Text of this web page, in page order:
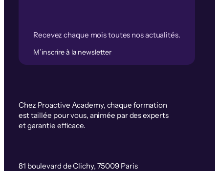
Recevez chaque mois toutes nos actualités.
M’inscrire à la newsletter
Chez Proactive Academy, chaque formation
est taillée pour vous, animée par des experts
et garantie efficace.
81 boulevard de Clichy, 75009 Paris